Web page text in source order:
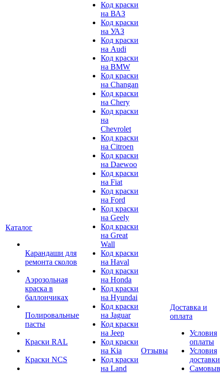
Каталог
Карандаши для
ремонта сколов
Аэрозольная
краска в
баллончиках
Полировальные
пасты
Краски RAL
Краски NCS
Код краски
на ВАЗ
Код краски
на УАЗ
Код краски
на Audi
Код краски
на BMW
Код краски
на Changan
Код краски
на Chery
Код краски
на
Chevrolet
Код краски
на Citroen
Код краски
на Daewoo
Код краски
на Fiat
Код краски
на Ford
Код краски
на Geely
Код краски
на Great
Wall
Код краски
на Haval
Код краски
на Honda
Код краски
на Hyundai
Код краски
на Jaguar
Код краски
на Jeep
Код краски
на Kia
Код краски
на Land
Отзывы
Доставка и
оплата
Условия
оплаты
Условия
доставки